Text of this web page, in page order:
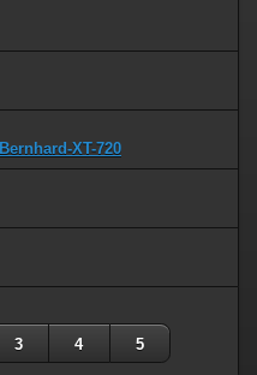
Bernhard-XT-720
3 4 5